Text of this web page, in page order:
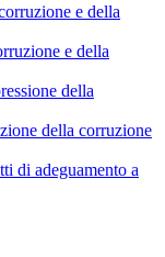
e della
e della
della
della corruzione
di adeguamento a